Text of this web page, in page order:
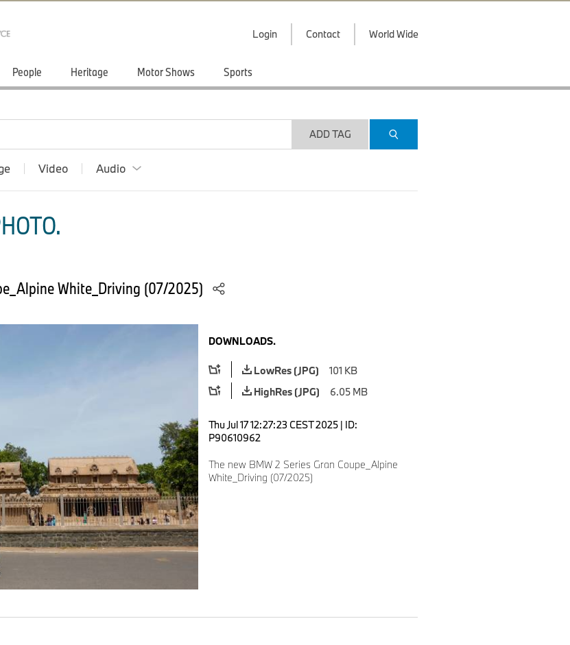
Login Contact World Wide
People Heritage Motor Shows Sports
ADD TAG
Video Audio
White_Driving (07/2025)
DOWNLOADS.
LowRes (JPG)
101 KB
HighRes (JPG)
6.05 MB
Thu Jul 17 12:27:23 CEST 2025 | ID:
P90610962
The new BMW 2 Series Gran Coupe_Alpine
White_Driving (07/2025)